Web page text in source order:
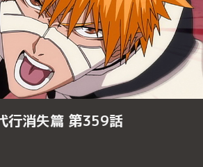
行消失篇 第359話